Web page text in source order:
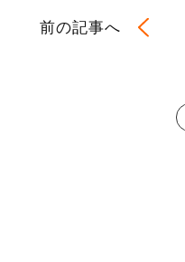
前の記事へ